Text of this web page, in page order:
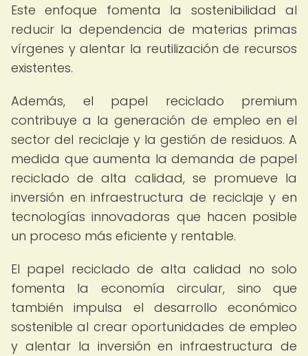
Este enfoque fomenta la sostenibilidad al
reducir la dependencia de materias primas
vírgenes y alentar la reutilización de recursos
existentes.
Además, el papel reciclado premium
contribuye a la generación de empleo en el
sector del reciclaje y la gestión de residuos. A
medida que aumenta la demanda de papel
reciclado de alta calidad, se promueve la
inversión en infraestructura de reciclaje y en
tecnologías innovadoras que hacen posible
un proceso más eficiente y rentable.
El papel reciclado de alta calidad no solo
fomenta la economía circular, sino que
también impulsa el desarrollo económico
sostenible al crear oportunidades de empleo
y alentar la inversión en infraestructura de